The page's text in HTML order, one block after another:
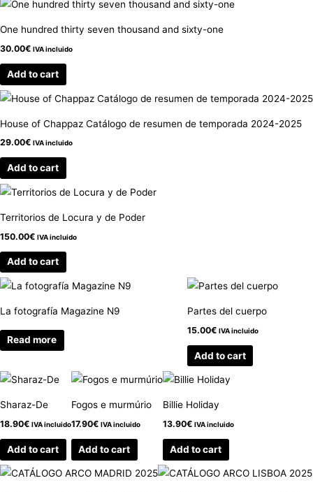
One hundred thirty seven thousand and sixty-one
30.00€ IVA incluido
Add to cart
House of Chappaz Catálogo de resumen de temporada 2024-2025
29.00€ IVA incluido
Add to cart
Territorios de Locura y de Poder
150.00€ IVA incluido
Add to cart
La fotografía Magazine N9
Read more
Partes del cuerpo
15.00€ IVA incluido
Add to cart
Sharaz-De
18.90€ IVA incluido
Add to cart
Fogos e murmúrio
17.90€ IVA incluido
Add to cart
Billie Holiday
13.90€ IVA incluido
Add to cart